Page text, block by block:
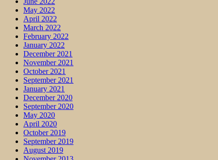
May 2022
April 2022
March 2022
February 2022
January 2022
December 2021
November 2021
October 2021
September 2021
January 2021
December 2020
September 2020
May 2020
April 2020
October 2019
September 2019
August 2019